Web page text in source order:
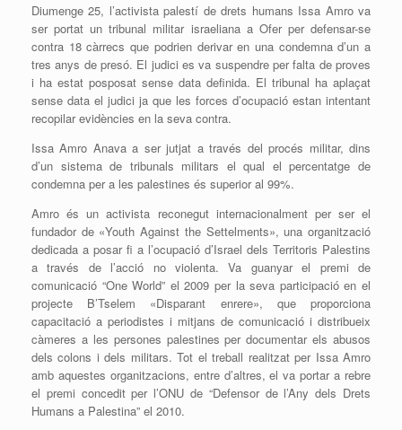
Diumenge 25, l’activista palestí de drets humans Issa Amro va
ser portat un tribunal militar israeliana a Ofer per defensar-se
contra 18 càrrecs que podrien derivar en una condemna d’un a
tres anys de presó. El judici es va suspendre per falta de proves
i ha estat posposat sense data definida. El tribunal ha aplaçat
sense data el judici ja que les forces d’ocupació estan intentant
recopilar evidències en la seva contra.
Issa Amro Anava a ser jutjat a través del procés militar, dins
d’un sistema de tribunals militars el qual el percentatge de
condemna per a les palestines és superior al 99%.
Amro és un activista reconegut internacionalment per ser el
fundador de «Youth Against the Settelments», una organització
dedicada a posar fi a l’ocupació d’Israel dels Territoris Palestins
a través de l’acció no violenta. Va guanyar el premi de
comunicació “One World” el 2009 per la seva participació en el
projecte B’Tselem «Disparant enrere», que proporciona
capacitació a periodistes i mitjans de comunicació i distribueix
càmeres a les persones palestines per documentar els abusos
dels colons i dels militars. Tot el treball realitzat per Issa Amro
amb aquestes organitzacions, entre d’altres, el va portar a rebre
el premi concedit per l’ONU de “Defensor de l’Any dels Drets
Humans a Palestina” el 2010.